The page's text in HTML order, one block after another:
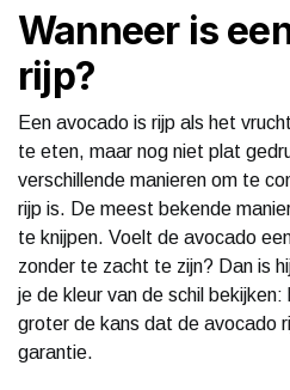
Wanneer is
rijp?
Een avocado is rijp als het
te eten, maar nog niet plat
verschillende manieren om te
rijp is. De meest bekende
te knijpen. Voelt de avocado
zonder te zacht te zijn? Dan is
je de kleur van de schil
groter de kans dat de avocado
garantie.